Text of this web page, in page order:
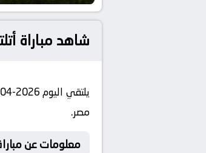
شاهد مباراة أتلتيكو
مصر.
معلومات عن مباراة